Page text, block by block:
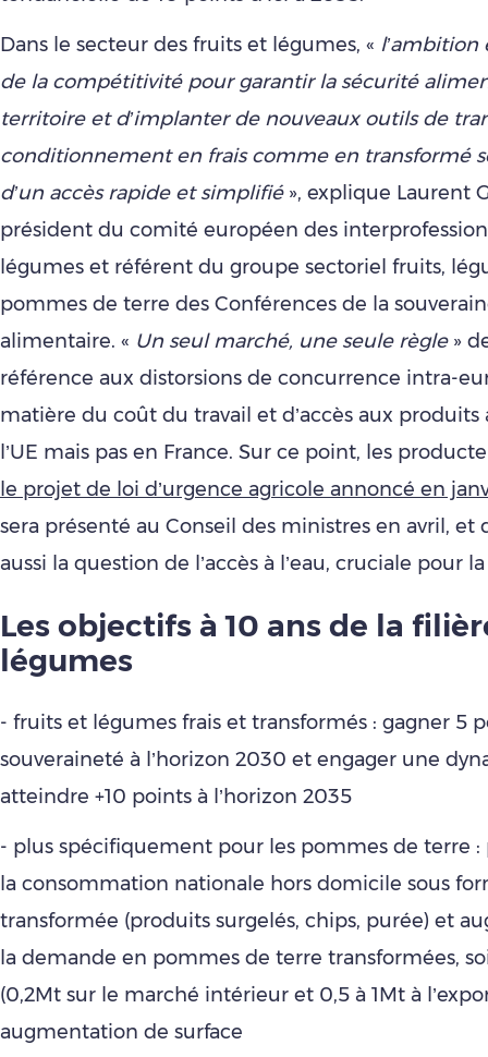
Dans le secteur des fruits et légumes, « l’ambition
de la compétitivité pour garantir la sécurité
territoire et d’implanter de nouveaux outils de
conditionnement en frais comme en transformé
d’un accès rapide et simplifié», explique Laurent
président du comité européen des
légumes et référent du groupe sectoriel fruits,
pommes de terre des Conférences de la
alimentaire. « Un seul marché, une seule règle »
référence aux distorsions de concurrence intra-
matière du coût du travail et d’accès aux produits
l’UE mais pas en France. Sur ce point, les
le projet de loi d’urgence agricole annoncé en
sera présenté au Conseil des ministres en avril, et
aussi la question de l’accès à l’eau, cruciale pour
Les objectifs à 10 ans de la
légumes
- fruits et légumes frais et transformés : gagner 5
souveraineté à l’horizon 2030 et engager une
atteindre +10 points à l’horizon 2035
- plus spécifiquement pour les pommes de terre :
la consommation nationale hors domicile sous
transformée (produits surgelés, chips, purée) et
la demande en pommes de terre transformées,
(0,2Mt sur le marché intérieur et 0,5 à 1Mt à
augmentation de surface